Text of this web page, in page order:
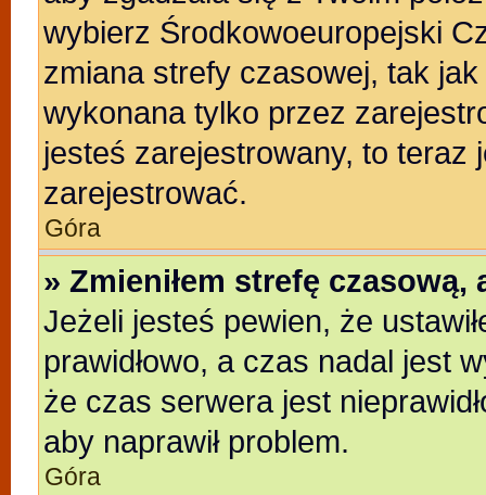
wybierz Środkowoeuropejski
zmiana strefy czasowej, tak
wykonana tylko przez
jesteś zarejestrowany, to teraz
zarejestrować.
Góra
» Zmieniłem strefę
Jeżeli jesteś pewien, że
prawidłowo, a czas nadal jest
że czas serwera jest
aby naprawił problem.
Góra